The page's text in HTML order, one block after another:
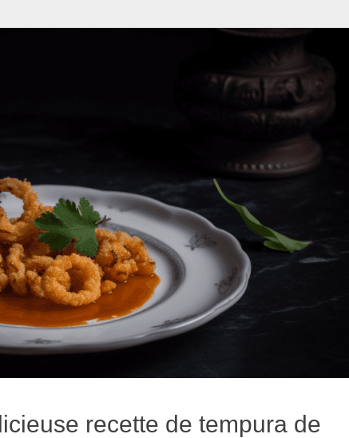
recette de tempura de